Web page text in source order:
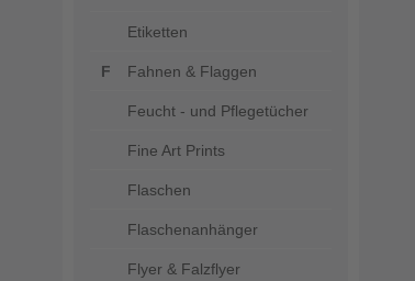
Etiketten
Fahnen & Flaggen
Feucht - und Pflegetücher
Fine Art Prints
Flaschen
Flaschenanhänger
Flyer & Falzflyer